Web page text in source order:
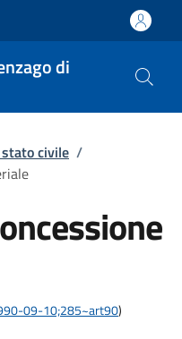
di
civile /
09-10;285~art90)